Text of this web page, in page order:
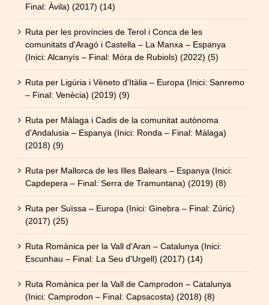
Final: Àvila) (2017) (14)
Ruta per les províncies de Terol i Conca de les
comunitats d'Aragó i Castella – La Manxa – Espanya
(Inici: Alcanyís – Final: Móra de Rubiols) (2022) (5)
Ruta per Ligúria i Vèneto d'Itàlia – Europa (Inici: Sanremo
– Final: Venècia) (2019) (9)
Ruta per Màlaga i Cadis de la comunitat autònoma
d'Andalusia – Espanya (Inici: Ronda – Final: Màlaga)
(2018) (9)
Ruta per Mallorca de les Illes Balears – Espanya (Inici:
Capdepera – Final: Serra de Tramuntana) (2019) (8)
Ruta per Suïssa – Europa (Inici: Ginebra – Final: Zúric)
(2017) (25)
Ruta Romànica per la Vall d'Aran – Catalunya (Inici:
Escunhau – Final: La Seu d'Urgell) (2017) (14)
Ruta Romànica per la Vall de Camprodon – Catalunya
(Inici: Camprodon – Final: Capsacosta) (2018) (8)